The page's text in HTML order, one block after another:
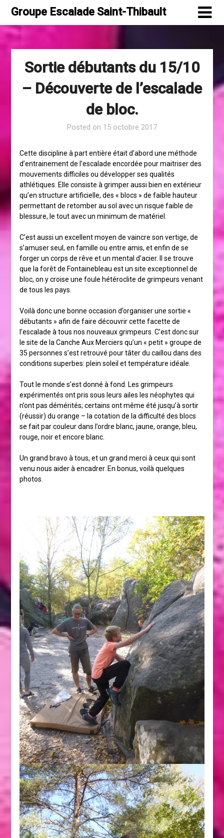
Skip
content
Groupe Escalade Saint-Thibault
Sortie débutants du 15/10
– Découverte de l’escalade
de bloc.
Posted on 15 octobre 2017
Cette discipline à part entière était d’abord une méthode
d’entrainement de l’escalade encordée pour maitriser des
mouvements difficiles ou développer ses qualités
athlétiques. Elle consiste à grimper aussi bien en extérieur
qu’en structure artificielle, des « blocs » de faible hauteur
permettant de retomber au sol avec un risque faible de
blessure, le tout avec un minimum de matériel.
C’est aussi un excellent moyen de vaincre son vertige, de
s’amuser seul, en famille ou entre amis, et enfin de se
forger un corps de rêve et un mental d’acier. Il se trouve
que la forêt de Fontainebleau est un site exceptionnel de
bloc, on y croise une foule hétéroclite de grimpeurs venant
de tous les pays.
Voilà donc une bonne occasion d’organiser une sortie «
débutants » afin de faire découvrir cette facette de
l’escalade à tous nos nouveaux grimpeurs. C’est donc sur
le site de la Canche Aux Merciers qu’un « petit » groupe de
35 personnes s’est retrouvé pour tâter du caillou dans des
conditions superbes: plein soleil et température idéale.
Tout le monde s’est donné à fond. Les grimpeurs
expérimentés ont pris sous leurs ailes les néophytes qui
n’ont pas démérités; certains ont même été jusqu’à sortir
(réussir) du orange – la cotation de la difficulté des blocs
se fait par couleur dans l’ordre blanc, jaune, orange, bleu,
rouge, noir et encore blanc.
Un grand bravo à tous, et un grand merci à ceux qui sont
venu nous aider à encadrer. En bonus, voilà quelques
photos.